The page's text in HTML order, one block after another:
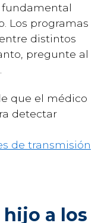
Los programas
distintos
pregunte al
que el médico
detectar
de transmisión
a los